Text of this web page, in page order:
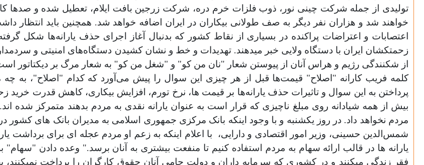
تولیدی از جمله شرکت چینی‌ نور، ذوب فلزات خرم دره، شرکت زرجین بافت ایلام، تعطیل شده و صد‌ها
خواهند شد و هزاران نفر دیگر به صف طولانی بیکاران در ایران اضافه خواهد شد. همچنین باید انتظار
اعتصابات و اعتراضات پراکنده در بسیاری از نقاط کشور که بدنبال آغاز اجرای حذف یارانه‌ها شکل
زحمتکشان ایران با دستگاه ولایی خبر میدهند. تهدیدات و خط و نشان کشیدن دستگاه‌های امنیتی و
از شکنندگی رژیم و هراس آنان از پیوستن شعار "نان من کو" و "شغل من کو" به شعار مرگ بر دیکتاتور
کلمه فریب کارانه "اصلاح" قیمت‌ها قبل از هر چیزی این سوال را پیش می‌‌آورد که کدام "اصلاح"، به
پرداختن به این سوال و تاثیرات حذف یارانه‌ها بر قیمت ها، نرخ تورم، افزایش بیکاری، کاهش قدرت خرید
بیش از همه شیادانه روی مبلغ ناچیزی که قرار است به عنوان یارانه نقدی به مردم بدهند متمرکز شده اند.
مردم نخواهد داد. در روز یکشنبه و با وجود اینکه بانک مرکزی جمهوری اسلامی به مدیران بانک های کشور
شمس‌الدین حسینی، وزیر امور اقتصادی و دارایی،
با اعلام اینکه به زعم او مردم عجله ای‌ برای برداشت
یارانه ها در قالب ارائه سهام به مردم استفاده کنیم تا منفعت بیشتری به آنان برسد." وعده دادن
فقر زندگی‌ میکنند و در کشوری که سرمایه داران و دولت حامی‌ آنان حقوق کارگران را پرداخت نمیکنند،